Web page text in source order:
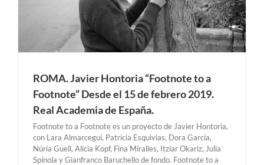
ROMA. Javier Hontoria “Footnote to a
Footnote” Desde el 15 de febrero 2019.
Real Academia de España.
Footnote to a Footnote es un proyecto de Javier Hontoria,
con Lara Almarcegui, Patricia Esquivias, Dora García,
Núria Güell, Alicia Kopf, Fina Miralles, Itziar Okariz, Julia
Spínola y Gianfranco Baruchello de fondo. Footnote to a